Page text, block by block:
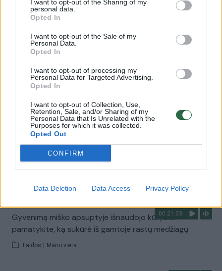
I want to opt-out of the Sharing of my
personal data.
Opted In
I want to opt-out of the Sale of my
Personal Data.
Opted In
I want to opt-out of processing my
Personal Data for Targeted Advertising.
Opted In
I want to opt-out of Collection, Use,
Retention, Sale, and/or Sharing of my
Personal Data that Is Unrelated with the
Purposes for which it was collected.
Opted Out
CONFIRM
Data Deletion Data Access Privacy Policy
prasidėjo nuo nuotraukos soc. tinkluose
Šeimą sukūrę žmonės atsikraustė į kaimą: nusprendė
atidaryti parduotuvę vietiniams ir svečiams
Laidos | Mano vieta
Persikraustymas į kaimą pakeitė kelis įpročius – retas
plastiko naudojimas nebekelia kaltės jausmo
00:21:03
Gyvenimą miško apsuptyje išnaudojo kūrybai:
pamatykite, ką sukūrė iš gamtoje rastų medžiagų
Laidos Mano vieta